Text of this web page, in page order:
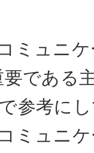
ミュニ
である
参考に
ミュニ